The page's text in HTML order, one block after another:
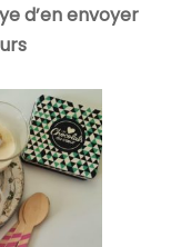
d’en envoyer